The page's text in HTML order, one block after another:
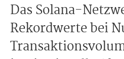
Das Solana-
Rekordwerte bei